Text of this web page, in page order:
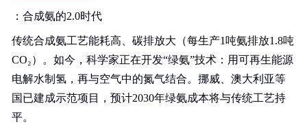
：合成氨的2.0时代
传统合成氨工艺能耗高、碳排放大（每生产1吨氨排放1.8吨
CO₂）。如今，科学家正在开发“绿氨”技术：用可再生能源
电解水制氢，再与空气中的氮气结合。挪威、澳大利亚等
国已建成示范项目，预计2030年绿氨成本将与传统工艺持
平。